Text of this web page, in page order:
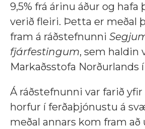
9,5% frá árinu áður og hafa
verið fleiri. Þetta er meðal
fram á ráðstefnunni
fjárfestingum, sem haldin
Markaðsstofa Norðurlands
Á ráðstefnunni var farið yfir
horfur í ferðaþjónustu á
meðal annars kom fram að